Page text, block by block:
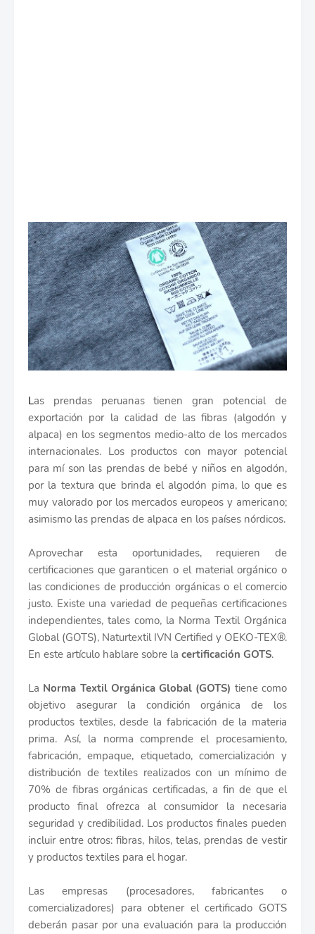
Las prendas peruanas tienen gran potencial de
exportación por la calidad de las fibras (algodón y
alpaca) en los segmentos medio-alto de los mercados
internacionales. Los productos con mayor potencial
para mí son las prendas de bebé y niños en algodón,
por la textura que brinda el algodón pima, lo que es
muy valorado por los mercados europeos y americano;
asimismo las prendas de alpaca en los países nórdicos.
Aprovechar esta oportunidades, requieren de
certificaciones que garanticen o el material orgánico o
las condiciones de producción orgánicas o el comercio
justo. Existe una variedad de pequeñas certificaciones
independientes, tales como, la Norma Textil Orgánica
Global (GOTS), Naturtextil IVN Certified y OEKO-TEX®.
En este artículo hablare sobre la certificación GOTS.
La Norma Textil Orgánica Global (GOTS) tiene como
objetivo asegurar la condición orgánica de los
productos textiles, desde la fabricación de la materia
prima. Así, la norma comprende el procesamiento,
fabricación, empaque, etiquetado, comercialización y
distribución de textiles realizados con un mínimo de
70% de fibras orgánicas certificadas, a fin de que el
producto final ofrezca al consumidor la necesaria
seguridad y credibilidad. Los productos finales pueden
incluir entre otros: fibras, hilos, telas, prendas de vestir
y productos textiles para el hogar.
Las empresas (procesadores, fabricantes o
comercializadores) para obtener el certificado GOTS
deberán pasar por una evaluación para la producción